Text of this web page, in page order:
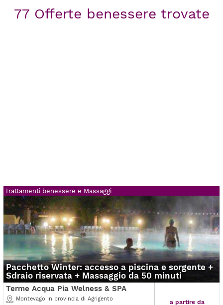
77 Offerte benessere trovate
Trattamenti benessere e Massaggi
Pacchetto Winter: accesso a piscina e sorgente +
Sdraio riservata + Massaggio da 50 minuti
Terme Acqua Pia Welness & SPA
Montevago in provincia di Agrigento a partire da